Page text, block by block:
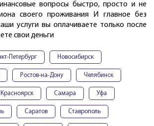
вопросы быстро, просто и не
своего проживания И главное без
услуги вы оплачиваете только после
свои деньги
Петербург Новосибирск
Ростов-на-Дону Челябинск
Красноярск Самара Уфа
Саратов Ставрополь